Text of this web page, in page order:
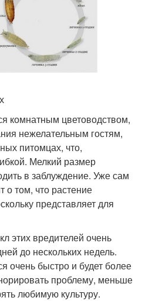
комнатным цветоводством,
нежелательным гостям,
питомцах, что,
Мелкий размер
в заблуждение. Уже сам
о том, что растение
представляет для
этих вредителей очень
до нескольких недель.
очень быстро и будет более
проблему, меньше
любимую культуру.